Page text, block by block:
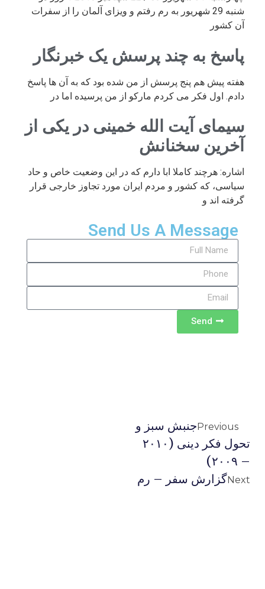
شنبه 29 شهریور به رم رفتم و ویزای آلمان را از سفرات
آن کشور
پاسخ به چند پرسش یک خبرنگار
هفته پیش هم پنج پرسش از من شده بود که به آن ها پاسخ
دادم. اول فکر می کردم مارکو از من پرسیده اما در
سیمای آیت الله خمینی در یکی از
آخرین سخنانش
اشاره: هرچند کاملا ابا دارم که در این وضعیت خاص و حاد
سیاسی، که کشور و مردم ایران مورد تجاوز خارجی قرار
گرفته اند و
Send Us A Message
Send
Previousجنبش سبز و
تحول فکر دینی (۲۰۱۰
– ۲۰۰۹)
Nextگزارش سفر – رم